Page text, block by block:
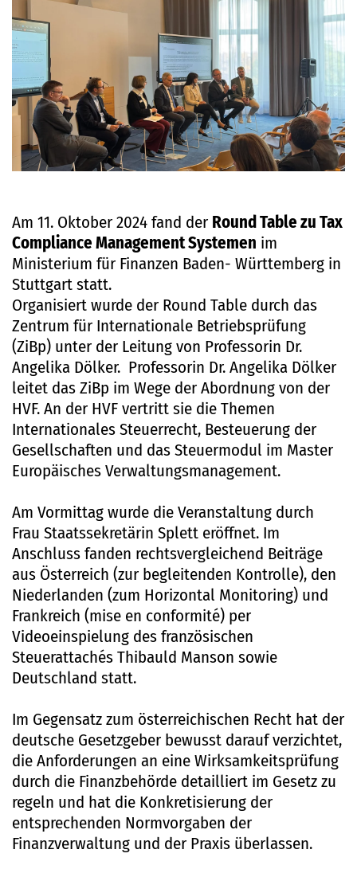
Am 11. Oktober 2024 fand der Round Table zu Tax
Compliance Management Systemen im
Ministerium für Finanzen Baden- Württemberg in
Stuttgart statt.
Organisiert wurde der Round Table durch das
Zentrum für Internationale Betriebsprüfung
(ZiBp) unter der Leitung von Professorin Dr.
Angelika Dölker. Professorin Dr. Angelika Dölker
leitet das ZiBp im Wege der Abordnung von der
HVF. An der HVF vertritt sie die Themen
Internationales Steuerrecht, Besteuerung der
Gesellschaften und das Steuermodul im Master
Europäisches Verwaltungsmanagement.
Am Vormittag wurde die Veranstaltung durch
Frau Staatssekretärin Splett eröffnet. Im
Anschluss fanden rechtsvergleichend Beiträge
aus Österreich (zur begleitenden Kontrolle), den
Niederlanden (zum Horizontal Monitoring) und
Frankreich (mise en conformité) per
Videoeinspielung des französischen
Steuerattachés Thibauld Manson sowie
Deutschland statt.
Im Gegensatz zum österreichischen Recht hat der
deutsche Gesetzgeber bewusst darauf verzichtet,
die Anforderungen an eine Wirksamkeitsprüfung
durch die Finanzbehörde detailliert im Gesetz zu
regeln und hat die Konkretisierung der
entsprechenden Normvorgaben der
Finanzverwaltung und der Praxis überlassen.